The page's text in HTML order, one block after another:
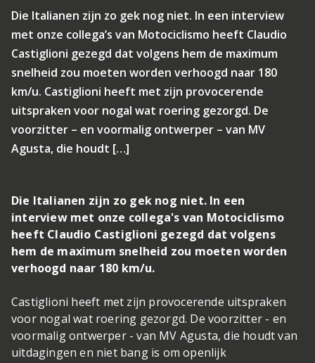
Die Italianen zijn zo gek nog niet. In een interview
met onze collega’s van Motociclismo heeft Claudio
Castiglioni gezegd dat volgens hem de maximum
snelheid zou moeten worden verhoogd naar 180
km/u. Castiglioni heeft met zijn provocerende
uitspraken voor nogal wat roering gezorgd. De
voorzitter – en voormalig ontwerper – van MV
Agusta, die houdt […]
Die Italianen zijn zo gek nog niet. In een
interview met onze collega's van Motociclismo
heeft Claudio Castiglioni gezegd dat volgens
hem de maximum snelheid zou moeten worden
verhoogd naar 180 km/u.
Castiglioni heeft met zijn provocerende uitspraken
voor nogal wat roering gezorgd. De voorzitter - en
voormalig ontwerper - van MV Agusta, die houdt van
uitdagingen en niet bang is om openlijk